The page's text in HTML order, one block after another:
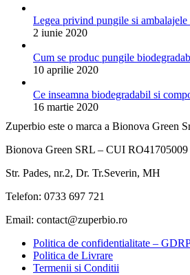
Legea privind pungile si
2 iunie 2020
Cum se produc pungile
10 aprilie 2020
Ce inseamna biodegradabil si
16 martie 2020
Zuperbio este o marca a Bionova Green
Bionova Green SRL – CUI RO41705009
Str. Pades, nr.2, Dr. Tr.Severin, MH
Telefon: 0733 697 721
Email: contact@zuperbio.ro
Politica de confidentialitate –
Politica de Livrare
Termenii si Conditii